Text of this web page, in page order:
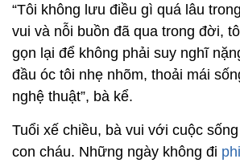
“Tôi không lưu điều gì quá lâu
vui và nỗi buồn đã qua trong đời,
gọn lại để không phải suy nghĩ
đầu óc tôi nhẹ nhõm, thoải mái
nghệ thuật”, bà kể.
Tuổi xế chiều, bà vui với cuộc
con cháu. Những ngày không đi